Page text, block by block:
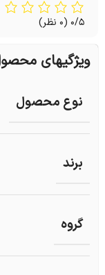
0/5 (0 نظر)
ویژگیهای
نوع محصول
برند
گروه